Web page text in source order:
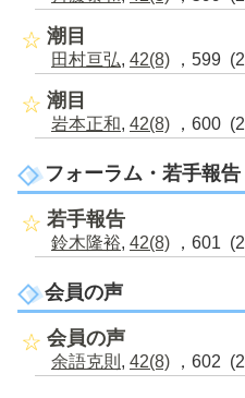
潮目
田村亘弘, 42(8) ，599
潮目
岩本正和, 42(8) ，600
フォーラム・若手報告
若手報告
鈴木隆裕, 42(8) ，601
会員の声
会員の声
余語克則 , 42(8) ，602